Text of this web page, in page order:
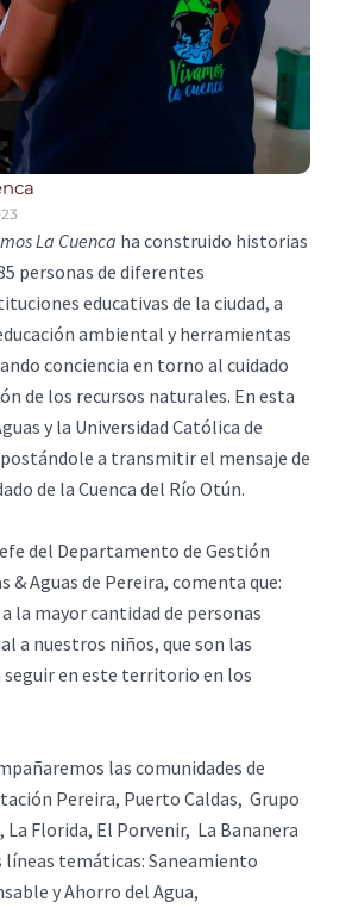
La Cuenca ha construido historias
personas de diferentes
educativas de la ciudad, a
ambiental y herramientas
conciencia en torno al cuidado
de los recursos naturales. En esta
y la Universidad Católica de
a transmitir el mensaje de
de la Cuenca del Río Otún.
del Departamento de Gestión
& Aguas de Pereira, comenta que:
la mayor cantidad de personas
a nuestros niños, que son las
seguir en este territorio en los
las comunidades de
Pereira, Puerto Caldas, Grupo
La Florida, El Porvenir, La Bananera
líneas temáticas: Saneamiento
y Ahorro del Agua,